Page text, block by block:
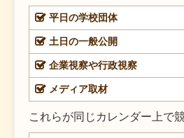
平日の学校団体
土日の一般公開
企業視察や行政視察
メディア取材
これらが同じカレンダー上で